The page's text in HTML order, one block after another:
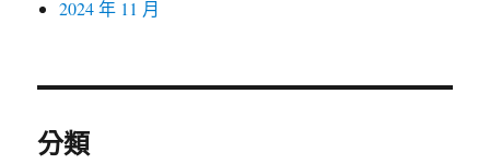
2024 年 11 月
分類